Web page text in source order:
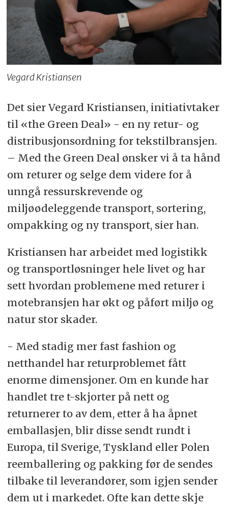
Vegard Kristiansen
Det sier Vegard Kristiansen, initiativtaker
til «the Green Deal» - en ny retur- og
distribusjonsordning for tekstilbransjen.
– Med the Green Deal ønsker vi å ta hånd
om returer og selge dem videre for å
unngå ressurskrevende og
miljøødeleggende transport, sortering,
ompakking og ny transport, sier han.
Kristiansen har arbeidet med logistikk
og transportløsninger hele livet og har
sett hvordan problemene med returer i
motebransjen har økt og påført miljø og
natur stor skader.
- Med stadig mer fast fashion og
netthandel har returproblemet fått
enorme dimensjoner. Om en kunde har
handlet tre t-skjorter på nett og
returnerer to av dem, etter å ha åpnet
emballasjen, blir disse sendt rundt i
Europa, til Sverige, Tyskland eller Polen
reemballering og pakking før de sendes
tilbake til leverandører, som igjen sender
dem ut i markedet. Ofte kan dette skje